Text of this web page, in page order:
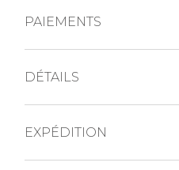
PAIEMENTS
DÉTAILS
Hauteur 130mm
EXPÉDITION